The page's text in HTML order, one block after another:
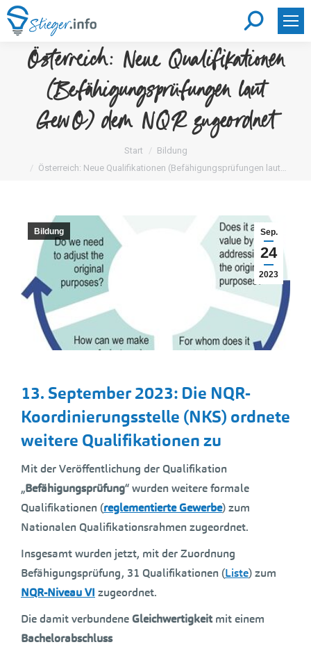
Search:
Österreich: Neue Qualifikationen
(Befähigungsprüfungen laut
GewO) dem NQR zugeordnet
Sie befinden sich hier:Start
Bildung
Österreich: Neue Qualifikationen (Befähigungsprüfungen laut…
Sep.
24
2023
Bildung
13. September 2023: Die NQR-
Koordinierungsstelle (NKS) ordnete
weitere Qualifikationen zu
Mit der Veröffentlichung der Qualifikation
„Befähigungsprüfung“ wurden weitere formale
Qualifikationen (reglementierte Gewerbe) zum
Nationalen Qualifikationsrahmen zugeordnet.
Insgesamt wurden jetzt, mit der Zuordnung
Befähigungsprüfung, 31 Qualifikationen (Liste) zum
NQR-Niveau VI zugeordnet.
Die damit verbundene Gleichwertigkeitmit einem
Bachelorabschluss